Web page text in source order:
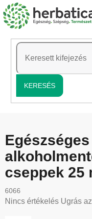
Ugrás
a
tartalomhoz
KERESÉS
cseppek 25
6066
A
Nincs értékelés Ugrás